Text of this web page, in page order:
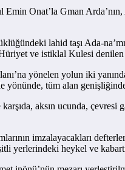
Onat’la Gman
lahid taşı Ada-
ve istiklal Kulesi
yönelen yolun iki
tüm alan
aksın ucunda,
imzalayacakları
heykel ve